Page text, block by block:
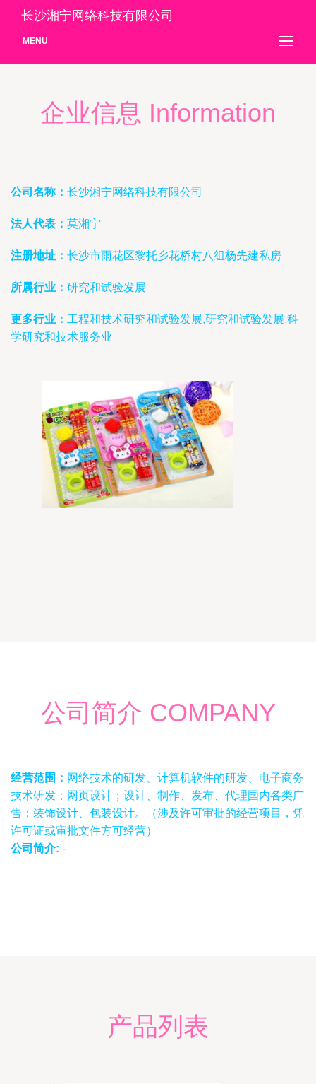
长沙湘宁网络科技有限公司
MENU
企业信息 Information
公司名称： 长沙湘宁网络科技有限公司
法人代表： 莫湘宁
注册地址： 长沙市雨花区黎托乡花桥村八组杨先建私房
所属行业： 研究和试验发展
更多行业： 工程和技术研究和试验发展,研究和试验发展,科
学研究和技术服务业
公司简介 COMPANY
经营范围： 网络技术的研发、计算机软件的研发、电子商务
技术研发；网页设计；设计、制作、发布、代理国内各类广
告；装饰设计、包装设计。（涉及许可审批的经营项目，凭
许可证或审批文件方可经营）
公司简介: -
产品列表